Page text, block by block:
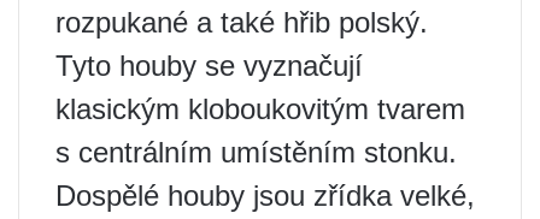
rozpukané a také hřib polský.
Tyto houby se vyznačují
klasickým kloboukovitým tvarem
s centrálním umístěním stonku.
Dospělé houby jsou zřídka velké,